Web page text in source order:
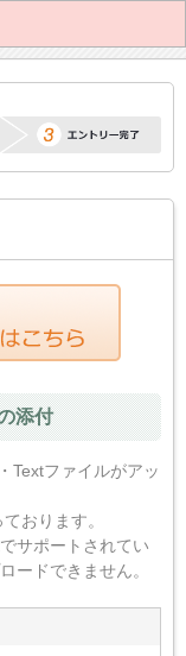
添付
Textファイルがアッ
おります。
サポートされてい
ードできません。